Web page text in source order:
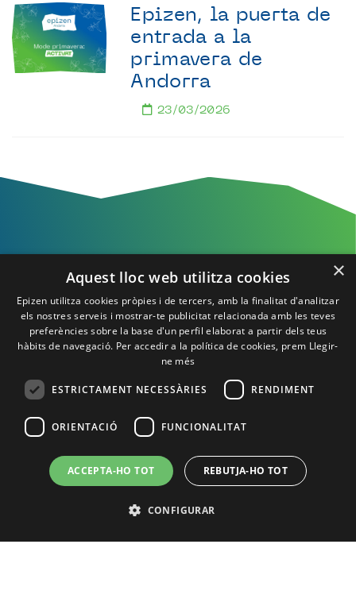
Epizen, la puerta de
entrada a la
primavera de
Andorra
23/03/2026
¡Te esperamos en
Epizen!
Política de Privacidad
Política de cookies
Aviso Legal
Contacto
×
Aquest lloc web utilitza cookies
Epizen utilitza cookies pròpies i de tercers, amb la finalitat d'analitzar
els nostres serveis i mostrar-te publicitat relacionada amb les teves
preferències sobre la base d'un perfil elaborat a partir dels teus
hàbits de navegació. Per accedir a la política de cookies, prem Llegir-
ne més
ESTRICTAMENT NECESSÀRIES RENDIMENT
ORIENTACIÓ FUNCIONALITAT
ACCEPTA-HO TOT REBUTJA-HO TOT
CONFIGURAR